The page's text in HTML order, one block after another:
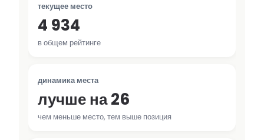
текущее место
4 934
в общем рейтинге
динамика места
лучше на 26
чем меньше место, тем выше позиция